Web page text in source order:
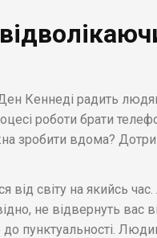
Кеннеді радить людям
роботи брати
зробити вдома?
від світу на якийсь
не відвернуть вас
пунктуальності.